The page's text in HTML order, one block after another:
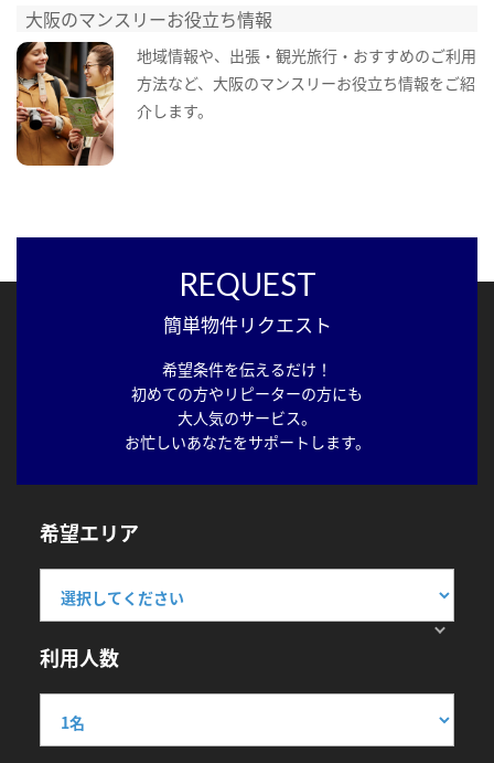
大阪のマンスリーお役立ち情報
地域情報や、出張・観光旅行・おすすめのご利用
方法など、大阪のマンスリーお役立ち情報をご紹
介します。
REQUEST
簡単物件リクエスト
希望条件を伝えるだけ！
初めての方やリピーターの方にも
大人気のサービス。
お忙しいあなたをサポートします。
希望エリア
利用人数